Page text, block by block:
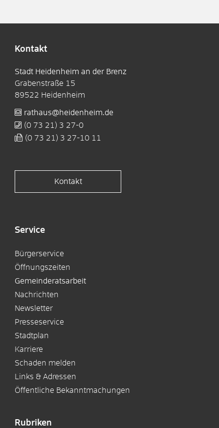
Kontakt
Stadt Heidenheim an der Brenz
Grabenstraße 15
89522 Heidenheim
rathaus@heidenheim.de
(0 73 21) 3 27-0
(0 73 21) 3 27-10 11
Kontakt
Service
Bürgerservice
Öffnungszeiten
Gemeinderatsarbeit
Nachrichten
Newsletter
Presseservice
Stadtplan
Karriere
Schaden melden
Links & Adressen
Öffentliche Bekanntmachungen
Rubriken